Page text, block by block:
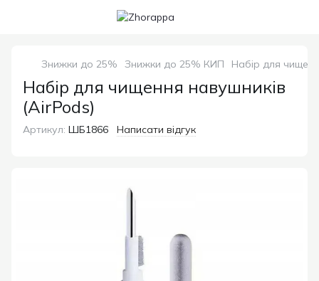
Знижки до 25% Знижки до 25% КИП Набір для
Набір для чищення навушників
(AirPods)
Артикул: ШБ1866 Написати відгук